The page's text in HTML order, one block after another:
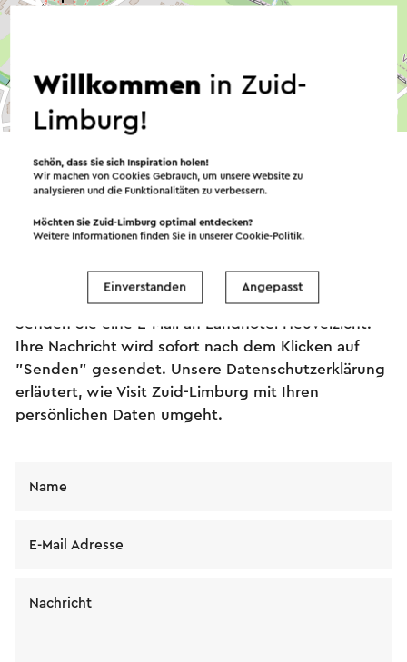
→ Planen Sie Ihre Route
Senden Sie eine E-Mail
Senden Sie eine E-Mail an Landhotel Heuvelzicht.
Ihre Nachricht wird sofort nach dem Klicken auf
"Senden" gesendet. Unsere Datenschutzerklärung
erläutert, wie Visit Zuid-Limburg mit Ihren
persönlichen Daten umgeht.
Name
E-Mail Adresse
Nachricht
Willkommen in Zuid-
Limburg!
Schön, dass Sie sich Inspiration holen!
Wir machen von Cookies Gebrauch, um unsere Website zu
analysieren und die Funktionalitäten zu verbessern.
Möchten Sie Zuid-Limburg optimal entdecken?
Weitere Informationen finden Sie in unsererCookie-Politik.
Einverstanden Angepasst